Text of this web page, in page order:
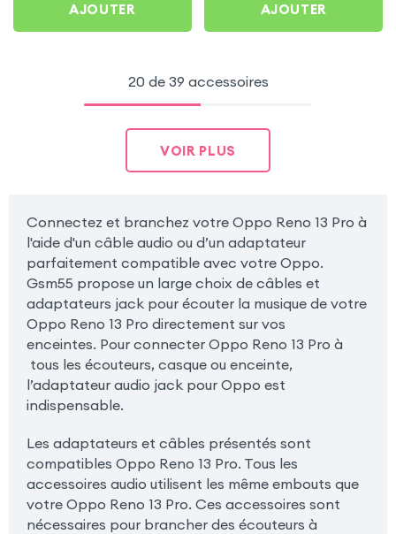
AJOUTER AJOUTER
20 de 39 accessoires
VOIR PLUS
Connectez et branchez votre Oppo Reno 13 Pro à
l'aide d'un câble audio ou d’un adaptateur
parfaitement compatible avec votre Oppo.
Gsm55 propose un large choix de câbles et
adaptateurs jack pour écouter la musique de votre
Oppo Reno 13 Pro directement sur vos
enceintes. Pour connecter Oppo Reno 13 Pro à
tous les écouteurs, casque ou enceinte,
l’adaptateur audio jack pour Oppo est
indispensable.
Les adaptateurs et câbles présentés sont
compatibles Oppo Reno 13 Pro. Tous les
accessoires audio utilisent les même embouts que
votre Oppo Reno 13 Pro. Ces accessoires sont
nécessaires pour brancher des écouteurs à